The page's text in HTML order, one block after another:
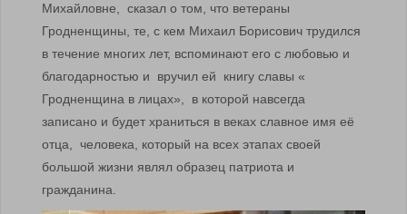
Михайловне, сказал о том, что ветераны
Гродненщины, те, с кем Михаил Борисович трудился
в течение многих лет, вспоминают его с любовью и
благодарностью и вручил ей книгу славы «
Гродненщина в лицах», в которой навсегда
записано и будет храниться в веках славное имя её
отца, человека, который на всех этапах своей
большой жизни являл образец патриота и
гражданина.